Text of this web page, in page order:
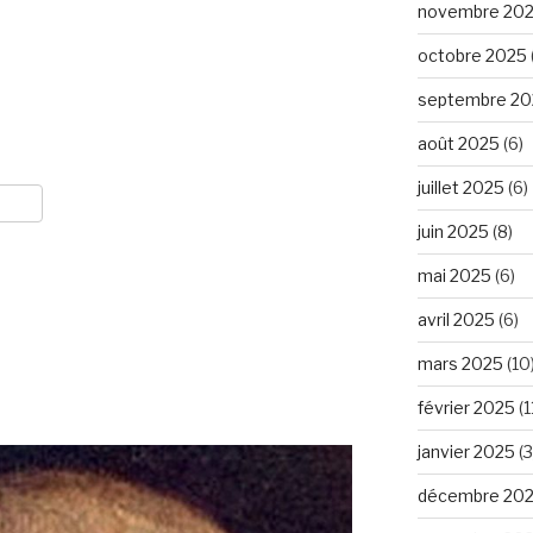
novembre
octobre 2025
septembre
août 2025 (6)
juillet 2025 (6)
juin 2025 (8)
mai 2025 (6)
avril 2025 (6)
mars 2025 (10)
février 2025
janvier 2025
décembre